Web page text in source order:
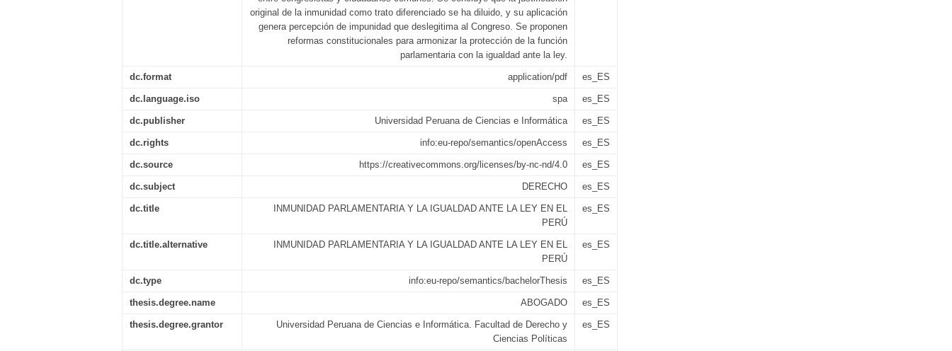
original de la inmunidad como trato diferenciado se ha diluido, y su aplicación
genera percepción de impunidad que deslegitima al Congreso. Se proponen
reformas constitucionales para armonizar la protección de la función
parlamentaria con la igualdad ante la ley.
dc.format application/pdf es_ES
dc.language.iso spa es_ES
dc.publisher Universidad Peruana de Ciencias e Informática es_ES
dc.rights info:eu-repo/semantics/openAccess es_ES
dc.source https://creativecommons.org/licenses/by-nc-nd/4.0 es_ES
dc.subject DERECHO es_ES
dc.title
INMUNIDAD PARLAMENTARIA Y LA IGUALDAD ANTE LA LEY EN EL
PERÚ
es_ES
dc.title.alternative
INMUNIDAD PARLAMENTARIA Y LA IGUALDAD ANTE LA LEY EN EL
PERÚ
es_ES
dc.type info:eu-repo/semantics/bachelorThesis es_ES
thesis.degree.name ABOGADO es_ES
thesis.degree.grantor
Universidad Peruana de Ciencias e Informática. Facultad de Derecho y
Ciencias Políticas
es_ES